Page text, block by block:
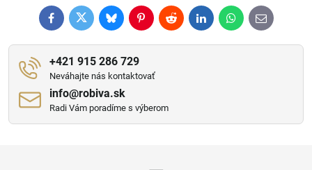
FacebookTwitterBlueskyPinterestRedditLinkedInWhatsApp
E-
mail
+421 915 286 729
Neváhajte nás kontaktovať
info​@robiva​.sk
Radi Vám poradíme s výberom